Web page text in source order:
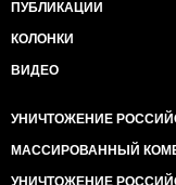
ПУБЛИКАЦИИ
КОЛОНКИ
ВИДЕО
УНИЧТОЖЕНИЕ
МАССИРОВАННЫЙ
УНИЧТОЖЕНИЕ